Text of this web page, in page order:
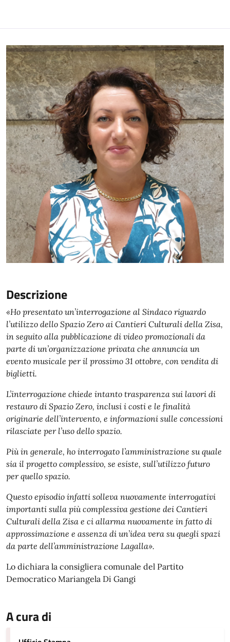
Descrizione
«Ho presentato un’interrogazione al Sindaco riguardo
l’utilizzo dello Spazio Zero ai Cantieri Culturali della Zisa,
in seguito alla pubblicazione di video promozionali da
parte di un’organizzazione privata che annuncia un
evento musicale per il prossimo 31 ottobre, con vendita di
biglietti.
L’interrogazione chiede intanto trasparenza sui lavori di
restauro di Spazio Zero, inclusi i costi e le finalità
originarie dell’intervento, e informazioni sulle concessioni
rilasciate per l’uso dello spazio.
Più in generale, ho interrogato l’amministrazione su quale
sia il progetto complessivo, se esiste, sull’utilizzo futuro
per quello spazio.
Questo episodio infatti solleva nuovamente interrogativi
importanti sulla più complessiva gestione dei Cantieri
Culturali della Zisa e ci allarma nuovamente in fatto di
approssimazione e assenza di un’idea vera su quegli spazi
da parte dell’amministrazione Lagalla».
Lo dichiara la consigliera comunale del Partito
Democratico Mariangela Di Gangi
A cura di